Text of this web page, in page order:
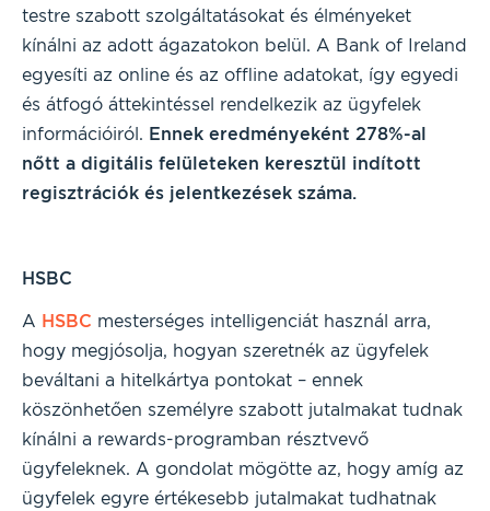
testre szabott szolgáltatásokat és élményeket
kínálni az adott ágazatokon belül. A Bank of Ireland
egyesíti az online és az offline adatokat, így egyedi
és átfogó áttekintéssel rendelkezik az ügyfelek
információiról. Ennek eredményeként 278%-al
nőtt a digitális felületeken keresztül indított
regisztrációk és jelentkezések száma.
HSBC
A HSBC mesterséges intelligenciát használ arra,
hogy megjósolja, hogyan szeretnék az ügyfelek
beváltani a hitelkártya pontokat – ennek
köszönhetően személyre szabott jutalmakat tudnak
kínálni a rewards-programban résztvevő
ügyfeleknek. A gondolat mögötte az, hogy amíg az
ügyfelek egyre értékesebb jutalmakat tudhatnak